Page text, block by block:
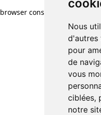
Nous
d'autres
pour
de
vous
ciblées,
notre
browser console for more